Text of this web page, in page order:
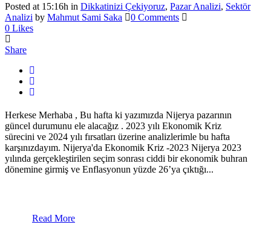
Posted at 15:16h in Dikkatinizi Çekiyoruz, Pazar Analizi, Sektör
Analizi by Mahmut Sami Saka
0 Comments
0 Likes
Share
Herkese Merhaba , Bu hafta ki yazımızda Nijerya pazarının
güncel durumunu ele alacağız . 2023 yılı Ekonomik Kriz
sürecini ve 2024 yılı fırsatları üzerine analizlerimle bu hafta
karşınızdayım. Nijerya'da Ekonomik Kriz -2023 Nijerya 2023
yılında gerçekleştirilen seçim sonrası ciddi bir ekonomik buhran
dönemine girmiş ve Enflasyonun yüzde 26’ya çıktığı...
Read More